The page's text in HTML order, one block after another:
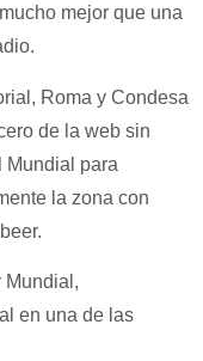
mejor que una
Roma y Condesa
de la web sin
Mundial para
la zona con
Mundial,
en una de las